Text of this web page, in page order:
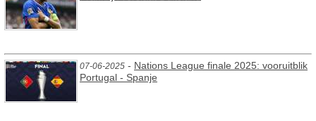
07-06-2025 - Nations League finale 2025: vooruitblik
Portugal - Spanje